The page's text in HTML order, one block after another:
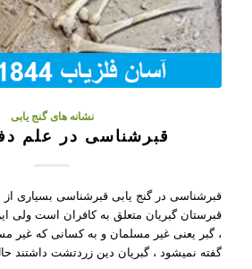
نشانه های گنج یابی
قبرشناسی در علم
قبرشناسی در گنج یابی قبرشناسی بسیاری از
قبرستان گبریان متعلق به کافران است
، گبر یعنی غیر مسلمان و به کسانی که غیر
گفته نمیشود ، گبریان دین زردتشت داشتند